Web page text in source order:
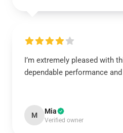
I’m extremely pleased with
dependable performance
M Mia
Verified owner